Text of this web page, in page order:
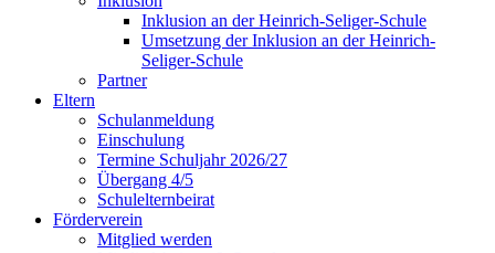
Inklusion an der Heinrich-Seliger-Schule
Umsetzung der Inklusion an der Heinrich-
Seliger-Schule
Partner
Eltern
Schulanmeldung
Einschulung
Termine Schuljahr 2026/27
Übergang 4/5
Schulelternbeirat
Förderverein
Mitglied werden